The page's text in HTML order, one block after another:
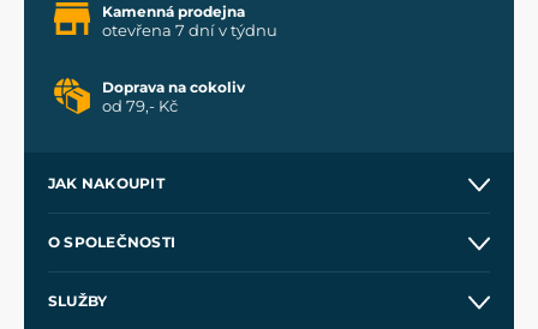
Kamenná prodejna
otevřena 7 dní v týdnu
Doprava na cokoliv
od 79,- Kč
JAK NAKOUPIT
Velkoobchod
O SPOLEČNOSTI
SLUŽBY